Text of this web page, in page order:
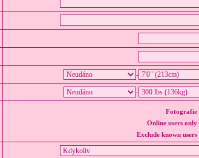
-
-
Fotografie
Online users only
Exclude known users